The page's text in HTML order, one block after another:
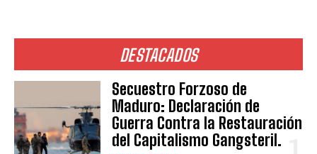
DESTACADOS
Secuestro Forzoso de
Maduro: Declaración de
Guerra Contra la Restauración
del Capitalismo Gangsteril.